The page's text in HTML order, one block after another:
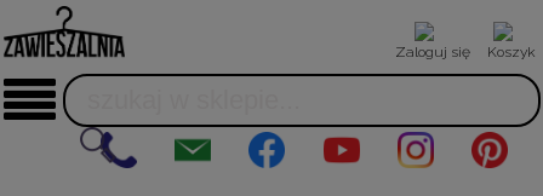
Zaloguj się Koszyk